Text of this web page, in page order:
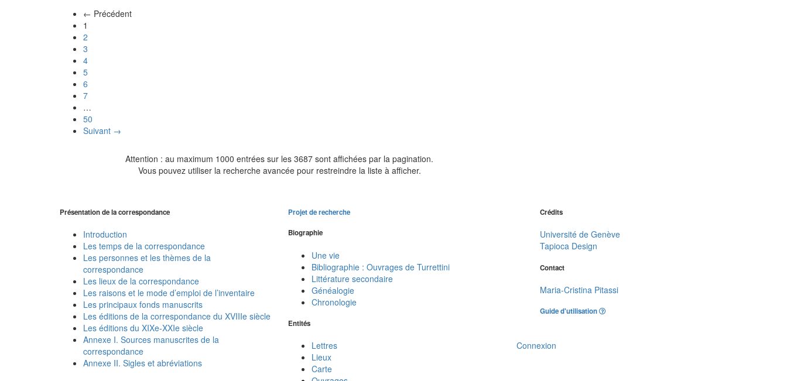
← Précédent
1
2
3
4
5
6
7
…
50
Suivant →
Attention : au maximum 1000 entrées sur les 3687 sont affichées par la pagination.
Vous pouvez utiliser la recherche avancée pour restreindre la liste à afficher.
Présentation de la correspondance
Introduction
Les temps de la correspondance
Les personnes et les thèmes de la
correspondance
Les lieux de la correspondance
Les raisons et le mode d’emploi de l’inventaire
Les principaux fonds manuscrits
Les éditions de la correspondance du XVIIIe siècle
Les éditions du XIXe-XXIe siècle
Annexe I. Sources manuscrites de la
correspondance
Annexe II. Sigles et abréviations
Projet de recherche
Biographie
Une vie
Bibliographie : Ouvrages de Turrettini
Littérature secondaire
Généalogie
Chronologie
Entités
Lettres
Lieux
Carte
Crédits
Université de Genève
Tapioca Design
Contact
Maria-Cristina Pitassi
Guide d'utilisation
Connexion